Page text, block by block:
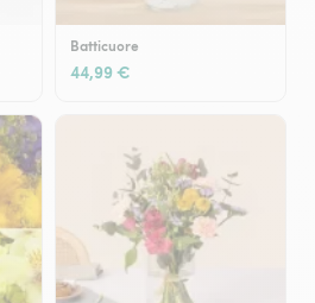
Batticuore
44,99 €